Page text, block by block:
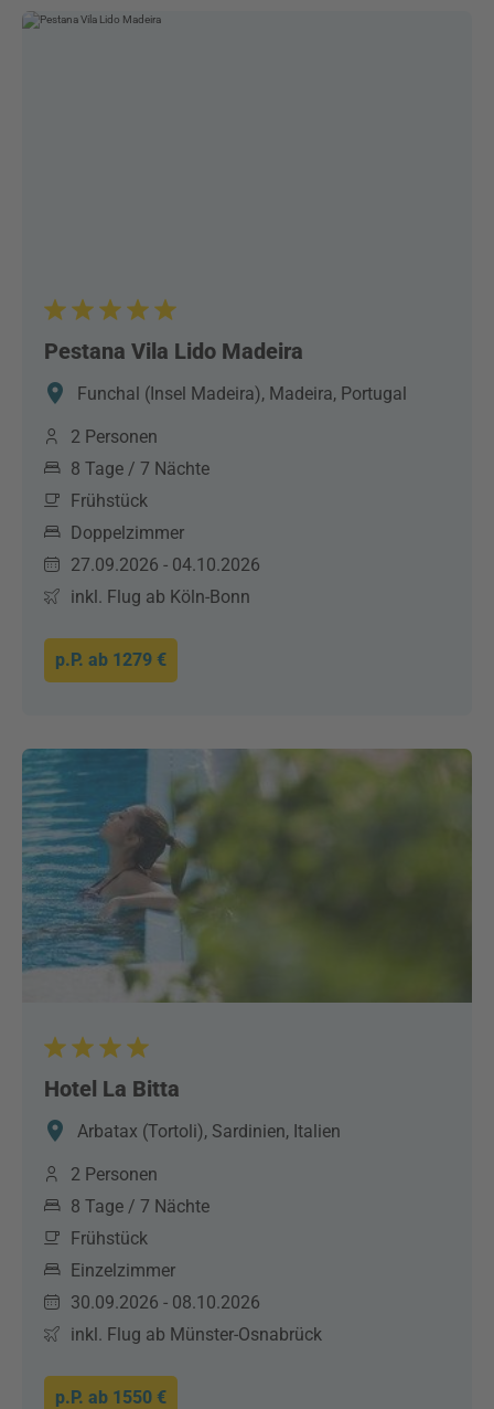
Pestana Vila Lido Madeira
Funchal (Insel Madeira), Madeira, Portugal
2 Personen
8 Tage / 7 Nächte
Frühstück
Doppelzimmer
27.09.2026 - 04.10.2026
inkl. Flug ab Köln-Bonn
p.P. ab 1279 €
Hotel La Bitta
Arbatax (Tortoli), Sardinien, Italien
2 Personen
8 Tage / 7 Nächte
Frühstück
Einzelzimmer
30.09.2026 - 08.10.2026
inkl. Flug ab Münster-Osnabrück
p.P. ab 1550 €